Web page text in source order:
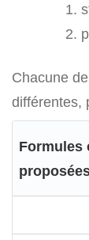
Chacune
différentes,
Formules